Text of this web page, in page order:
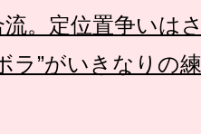
。定位置争いは
ラ”がいきなりの